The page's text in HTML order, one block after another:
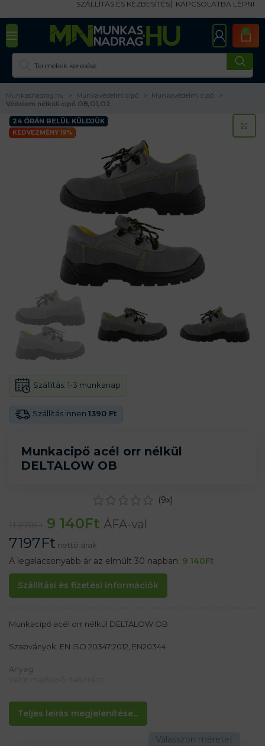
SZÁLLÍTÁS ÉS KÉZBESÍTÉS KAPCSOLATBA LÉPNI
0
Munkasnadrag.hu Munkavédelmi cipő
Munkavédelmi cipő
Védelem nélküli cipő OB,O1,O2
24 ÓRÁN BELÜL KÜLDJÜK
KEDVEZMÉNY 19%
Munkacipő acél orr nélkül
DELTALOW OB
Szállítás innen 1390 Ft
Szállítás: 1-3 munkanap
(9x)
9 140Ft ÁFA-val
7197Ft nettó árak
A legalacsonyabb ár az elmúlt 30 napban: 9 140Ft
Szállítási és fizetési információk
Teljes leírás megjelenítése...
Munkacipő acél orr nélkül DELTALOW OB
Szabványok: EN ISO 20347:2012, EN20344
Anyag:
Jellemzők:
– Csúszásmentes talp